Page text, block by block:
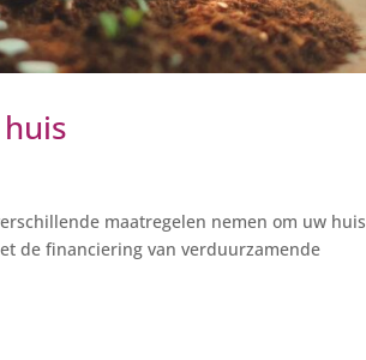
maatregelen nemen om uw huis
de financiering van verduurzamende